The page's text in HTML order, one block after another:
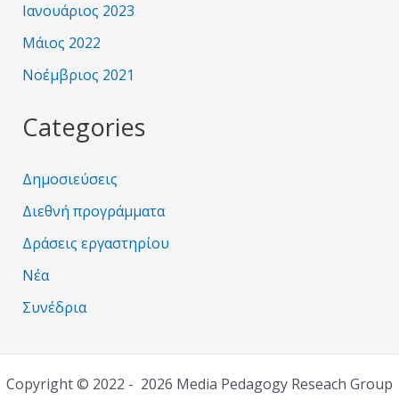
Ιανουάριος 2023
Μάιος 2022
Νοέμβριος 2021
Categories
Δημοσιεύσεις
Διεθνή προγράμματα
Δράσεις εργαστηρίου
Νέα
Συνέδρια
Copyright © 2022 - 2026 Media Pedagogy Reseach Group